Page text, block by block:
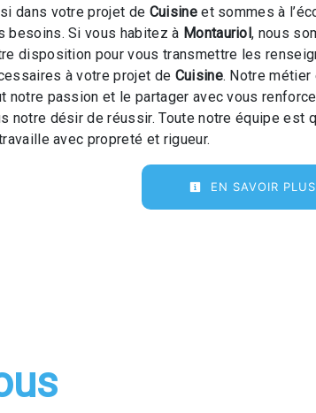
dans votre projet de Cuisineet sommes à
besoins. Si vous habitez à Montauriol, nous
disposition pour vous transmettre les
à votre projet de Cuisine. Notre métier
notre passion et le partager avec vous
notre désir de réussir. Toute notre équipe est
avec propreté et rigueur.
EN SAVOIR PLUS